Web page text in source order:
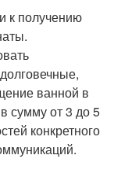
к получению
ванной в
сумму от 3 до 5
конкретного